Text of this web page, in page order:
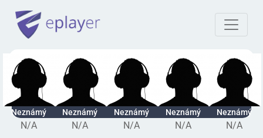
Neznámý
N/A
Neznámý
N/A
Neznámý
N/A
Neznámý
N/A
Neznámý
N/A